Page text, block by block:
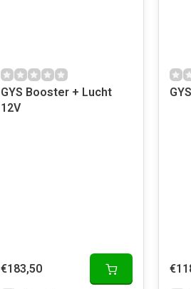
GYS Booster + Lucht
12V
€183,50